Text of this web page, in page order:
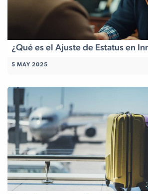
¿Qué es el Ajuste de Estatus en
5 MAY 2025